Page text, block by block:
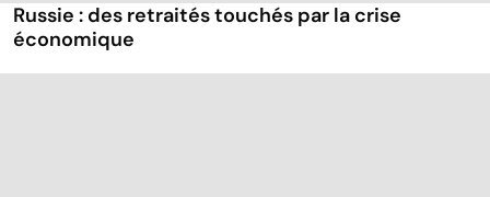
Russie : des retraités touchés par la crise
économique